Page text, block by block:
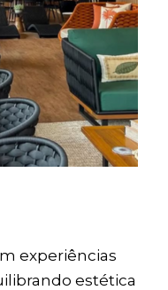
experiências
estética